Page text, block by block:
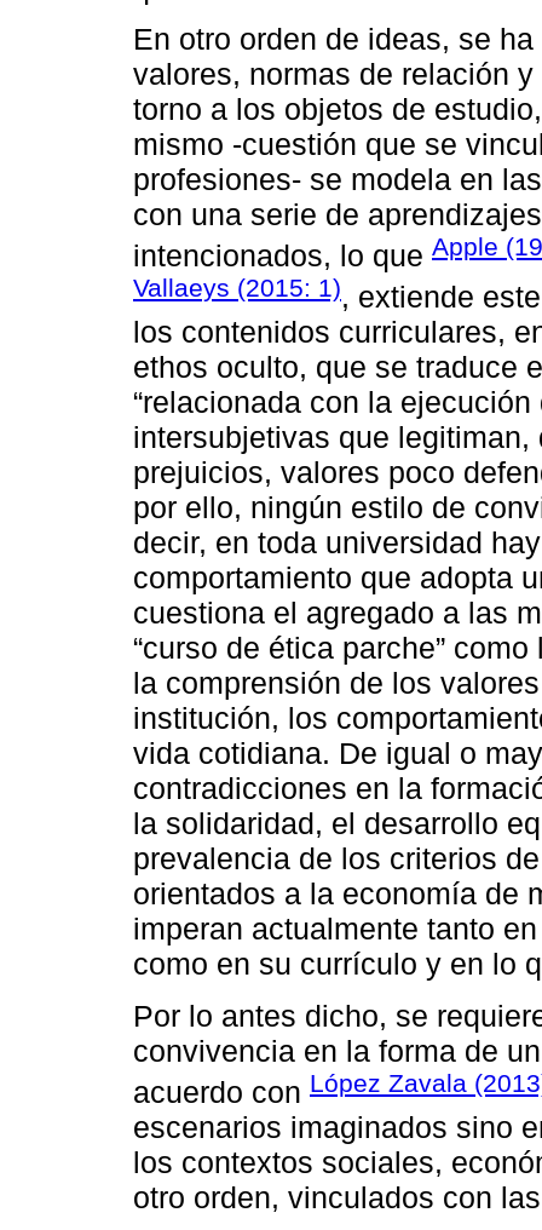
En otro orden de ideas, se
valores, normas de relación
torno a los objetos de
mismo -cuestión que se
profesiones- se modela en
con una serie de
intencionados, lo que Apple
Vallaeys (2015: 1), extiende
los contenidos curriculares,
ethos oculto, que se traduce
“relacionada con la
intersubjetivas que
prejuicios, valores poco
por ello, ningún estilo de
decir, en toda universidad
comportamiento que adopta
cuestiona el agregado a las
“curso de ética parche”
la comprensión de los
institución, los
vida cotidiana. De igual o
contradicciones en la
la solidaridad, el desarrollo
prevalencia de los criterios
orientados a la economía de
imperan actualmente tanto
como en su currículo y en lo
Por lo antes dicho, se
convivencia en la forma de
acuerdo con López Zavala
escenarios imaginados sino
los contextos sociales,
otro orden, vinculados con